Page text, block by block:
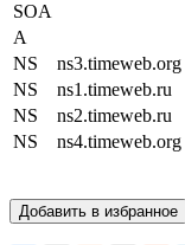
SOA
A
NS
ns3.timeweb.org
NS
ns1.timeweb.ru
NS
ns2.timeweb.ru
NS
ns4.timeweb.org
Добавить в избранное